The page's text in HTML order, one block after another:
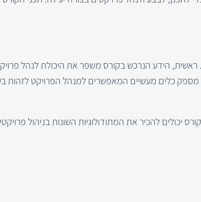
ראשית, הידע הנרכש בקורס משפר את היכולת לנהל
מספק כלים מעשיים המאפשרים למנהל הפרויקט לזהות
להכיר את המתודולוגיות השונות בניהול